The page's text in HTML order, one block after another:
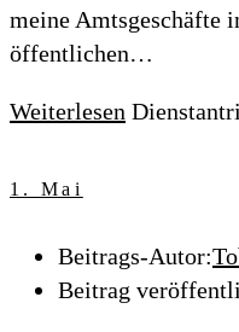
meine Amtsgeschäfte
öffentlichen…
Weiterlesen
1. Mai
Beitrags-Autor:
Beitrag